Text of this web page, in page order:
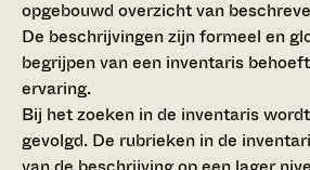
opgebouwd overzicht van
De beschrijvingen zijn formeel en
begrijpen van een inventaris
ervaring.
Bij het zoeken in de inventaris
gevolgd. De rubrieken in de